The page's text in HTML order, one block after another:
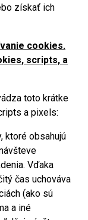
získať ich
cookies.
scripts, a
toto krátke
a pixels:
ktoré obsahujú
Vďaka
čas uchováva
(ako sú
a iné